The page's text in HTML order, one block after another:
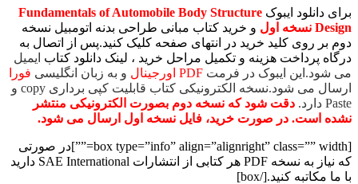
برای دانلود ایبوک Fundamentals of Automobile Body Structure
Design نسخه اول
و خرید کتاب مبانی طراحی بدنه اتومبیل نسخه
دوم بر روی کلید خرید در انتهای صفحه کلیک کنید.پس از اتصال به
درگاه پرداخت هزینه و تکمیل مراحل خرید ، لینک دانلود کتاب ایمیل
می شود.این ایبوک در فرمت PDF اورجینال و به زبان انگلیسی فورا
ارسال می شود.نسخه الکترونیکی کتاب قابلیت کپی برداری copy و
Paste دارد.
دقت شود که نسخه دوم بصورت الکترونیکی منتشر
نشده است. در صورت خرید، فایل نسخه اول ارسال می شود.
[box type=”info” align=”alignright” class=”” width=””]در صورتی
که نیاز به نسخه PDF هر کتابی از انتشارات SAE International دارید
با ما مکاتبه کنید.[/box]